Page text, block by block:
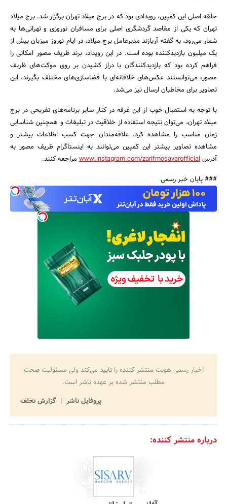
حلقه اصلی این کمپین، رویدادی بود که در برج میلاد تهران برگزار شد. برج میلاد
تهران که یکی از مقاصد گردشگری اصلی برای مسافران نوروزی و تهرانی‌ها به
شمار می‌رود، به گفته آریازند مدیرعامل برج میلاد، در ایام نوروز میزبان بیش از
یک میلیون بازدیدکننده بوده است. در این رویداد، برند ظریف مصور امکانی را
فراهم کرده بود که بازدیدکنندگان با دراز کشیدن بر روی موکت‌های ظریف
مصور، می‌توانستند عکس‌های خلاقانه‌ای با فضاسازی‌های مختلف بگیرند، این
تصاویر برای مخاطبان ارسال نیز می‌شد.
با توجه به استقبال خوب از این غرفه در کنار سایر برنامه‌های تفریحی در برج
میلاد تهران، می‌توان نتیجه استفاده از خلاقیت در تبلیغات و همچنین شناسایی
زمان مناسب را مشاهده کرد. علاقه‌مندان جهت کسب اطلاعات بیشتر و
مشاهده تصاویر بیشتر این کمپین می‌توانند به اینستاگرام ظریف مصور به
آدرسwww.instagram.com/zarifmosavarofficial مراجعه کنند.
### پایان خبر رسمی
اخبار رسمی هویت منتشر کننده را تایید می‌کند ولی مسئولیت صحت
مطلب منتشر شده بر عهده ناشر است.
پروفایل ناشر
گزارش تخلف
درباره منتشر کننده: